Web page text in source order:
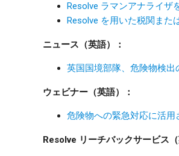
Resolve ラマンアナライザ
Resolve を用いた税関また
ニュース（英語）：
英国国境部隊、危険物検出
ウェビナー（英語）：
危険物への緊急対応に活用
Resolve リーチバックサービス（